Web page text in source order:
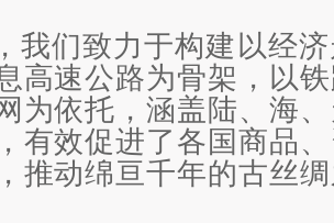
我们致力于构建以经
高速公路为骨架，以
为依托，涵盖陆、海
有效促进了各国商品
推动绵亘千年的古丝